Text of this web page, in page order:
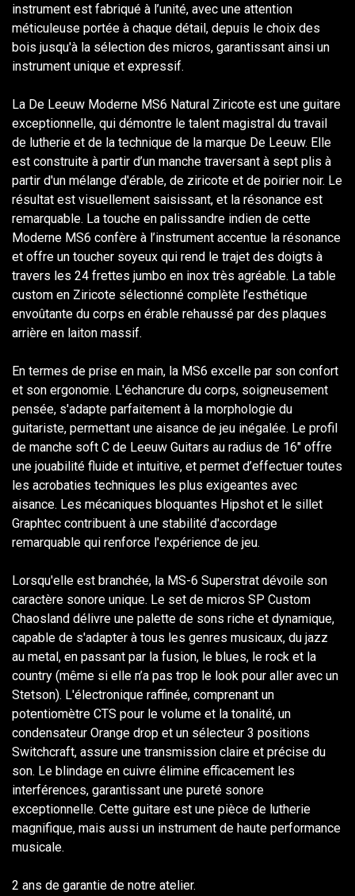
instrument est fabriqué à l’unité, avec une attention
méticuleuse portée à chaque détail, depuis le choix des
bois jusqu'à la sélection des micros, garantissant ainsi un
instrument unique et expressif.
La De Leeuw Moderne MS6 Natural Ziricote est une guitare
exceptionnelle, qui démontre le talent magistral du travail
de lutherie et de la technique de la marque De Leeuw. Elle
est construite à partir d’un manche traversant à sept plis à
partir d'un mélange d'érable, de ziricote et de poirier noir. Le
résultat est visuellement saisissant, et la résonance est
remarquable. La touche en palissandre indien de cette
Moderne MS6 confère à l’instrument accentue la résonance
et offre un toucher soyeux qui rend le trajet des doigts à
travers les 24 frettes jumbo en inox très agréable. La table
custom en Ziricote sélectionné complète l’esthétique
envoûtante du corps en érable rehaussé par des plaques
arrière en laiton massif.
En termes de prise en main, la MS6 excelle par son confort
et son ergonomie. L'échancrure du corps, soigneusement
pensée, s'adapte parfaitement à la morphologie du
guitariste, permettant une aisance de jeu inégalée. Le profil
de manche soft C de Leeuw Guitars au radius de 16" offre
une jouabilité fluide et intuitive, et permet d’effectuer toutes
les acrobaties techniques les plus exigeantes avec
aisance. Les mécaniques bloquantes Hipshot et le sillet
Graphtec contribuent à une stabilité d'accordage
remarquable qui renforce l'expérience de jeu.
Lorsqu'elle est branchée, la MS-6 Superstrat dévoile son
caractère sonore unique. Le set de micros SP Custom
Chaosland délivre une palette de sons riche et dynamique,
capable de s'adapter à tous les genres musicaux, du jazz
au metal, en passant par la fusion, le blues, le rock et la
country (même si elle n’a pas trop le look pour aller avec un
Stetson). L'électronique raffinée, comprenant un
potentiomètre CTS pour le volume et la tonalité, un
condensateur Orange drop et un sélecteur 3 positions
Switchcraft, assure une transmission claire et précise du
son. Le blindage en cuivre élimine efficacement les
interférences, garantissant une pureté sonore
exceptionnelle. Cette guitare est une pièce de lutherie
magnifique, mais aussi un instrument de haute performance
musicale.
2 ans de garantie de notre atelier.